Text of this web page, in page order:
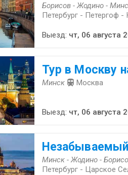
Борисов - Жодино -
Петербург - Петергоф
Выезд: чт, 06 августа
Тур в Москву
Минск Москва
Выезд: чт, 06 августа
Минск - Жодино -
Петербург - Царское